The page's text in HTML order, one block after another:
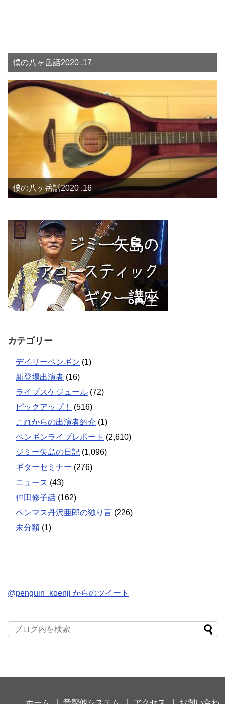
僕の八ヶ岳話2020 .17
僕の八ヶ岳話2020 .16
カテゴリー
デイリーペンギン (1)
新登場出演者 (16)
ライブスケジュール (72)
ピックアップ！
(516)
これからの出演者紹介 (1)
ペンギンライブレポート (2,610)
ジミー矢島の日記 (1,096)
ギターセミナー (276)
ニュース (43)
仲田修子話 (162)
ペンマス丹沢亜郎の独り言 (226)
未分類 (1)
@penguin_koenji からのツイート